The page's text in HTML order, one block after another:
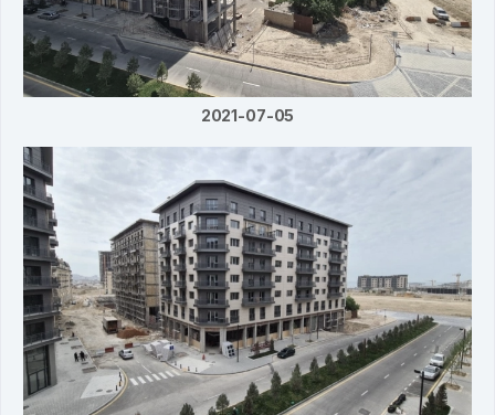
2021-07-05